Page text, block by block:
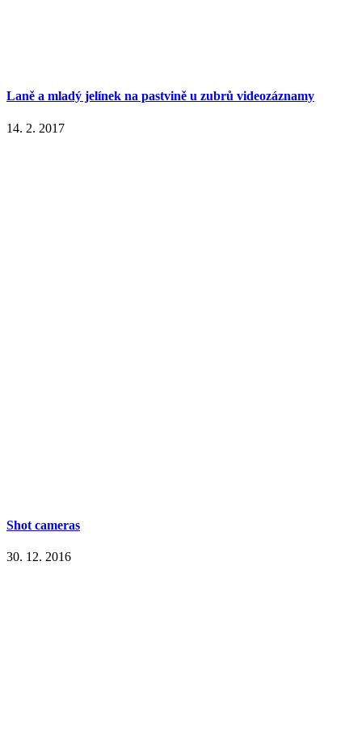
Laně a mladý jelínek na pastvině u zubrů videozáznamy
14. 2. 2017
Shot cameras
30. 12. 2016